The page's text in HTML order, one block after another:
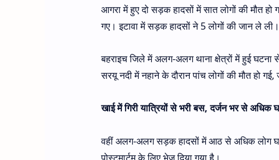
आगरा में हुए दो सड़क हादसों में सात लोगों की मौत
गए। इटावा में सड़क हादसों ने 5 लोगों की जान ले ली।
बहराइच जिले में अलग-अलग थाना क्षेत्रों में हुई
सरयू नदी में नहाने के दौरान पांच लोगों की मौत हो
खाई में गिरी यात्रियों से भरी बस, दर्जन भर से अधिक
वहीं अलग-अलग सड़क हादसों में आठ से अधिक लोग
पोस्टमार्टम के लिए भेज दिया गया है।